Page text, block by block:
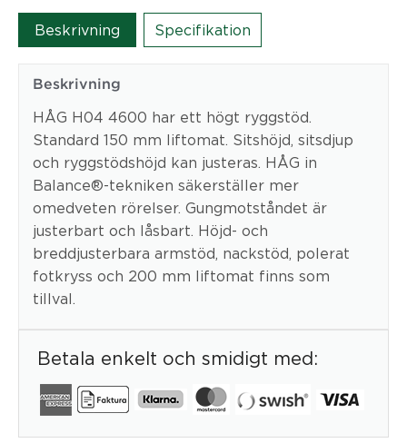
Beskrivning Specifikation
Beskrivning
HÅG H04 4600 har ett högt ryggstöd.
Standard 150 mm liftomat. Sitshöjd, sitsdjup
och ryggstödshöjd kan justeras. HÅG in
Balance®-tekniken säkerställer mer
omedveten rörelser. Gungmotståndet är
justerbart och låsbart. Höjd- och
breddjusterbara armstöd, nackstöd, polerat
fotkryss och 200 mm liftomat finns som
tillval.
Betala enkelt och smidigt med: